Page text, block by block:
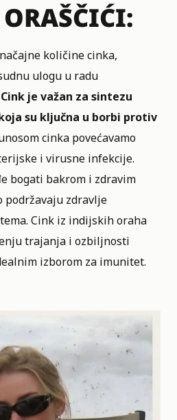
količine cinka,
ulogu u radu
Cink je važan za sintezu
su ključna u borbi protiv
cinka povećavamo
i virusne infekcije.
bogati bakrom i zdravim
podržavaju zdravlje
Cink iz indijskih oraha
trajanja i ozbiljnosti
izborom za imunitet.